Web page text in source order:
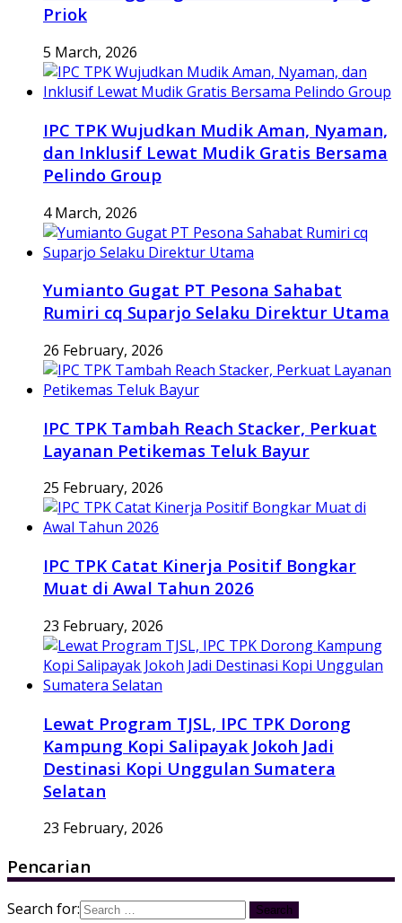
Priok
5 March, 2026
IPC TPK Wujudkan Mudik Aman, Nyaman,
dan Inklusif Lewat Mudik Gratis Bersama
Pelindo Group
4 March, 2026
Yumianto Gugat PT Pesona Sahabat
Rumiri cq Suparjo Selaku Direktur Utama
26 February, 2026
IPC TPK Tambah Reach Stacker, Perkuat
Layanan Petikemas Teluk Bayur
25 February, 2026
IPC TPK Catat Kinerja Positif Bongkar
Muat di Awal Tahun 2026
23 February, 2026
Lewat Program TJSL, IPC TPK Dorong
Kampung Kopi Salipayak Jokoh Jadi
Destinasi Kopi Unggulan Sumatera
Selatan
23 February, 2026
Pencarian
Search for: